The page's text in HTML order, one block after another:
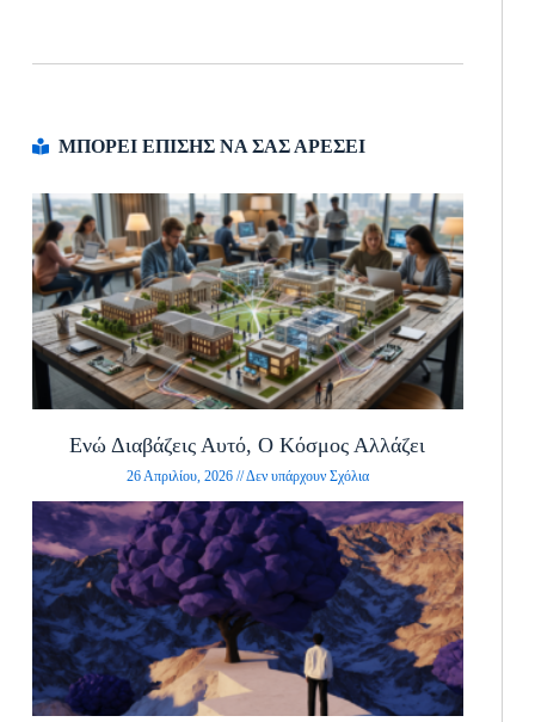
ΜΠΟΡΕΙ ΕΠΙΣΗΣ ΝΑ ΣΑΣ ΑΡΕΣΕΙ
Ενώ Διαβάζεις Αυτό, Ο Κόσμος Αλλάζει
26 Απριλίου, 2026 Δεν υπάρχουν Σχόλια